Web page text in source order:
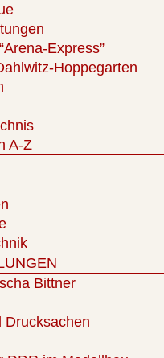
Express”
Hoppegarten
A-Z
Bittner
Drucksachen